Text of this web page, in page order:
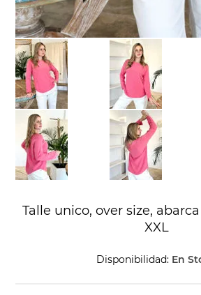
Talle unico, over size,
XXL
Disponibilidad: En